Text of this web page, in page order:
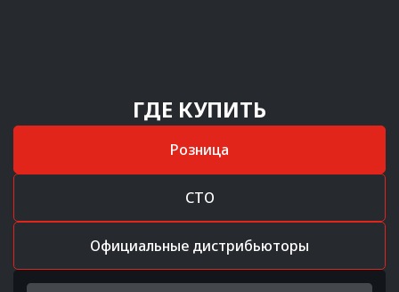
ГДЕ КУПИТЬ
Розница
СТО
Официальные дистрибьюторы